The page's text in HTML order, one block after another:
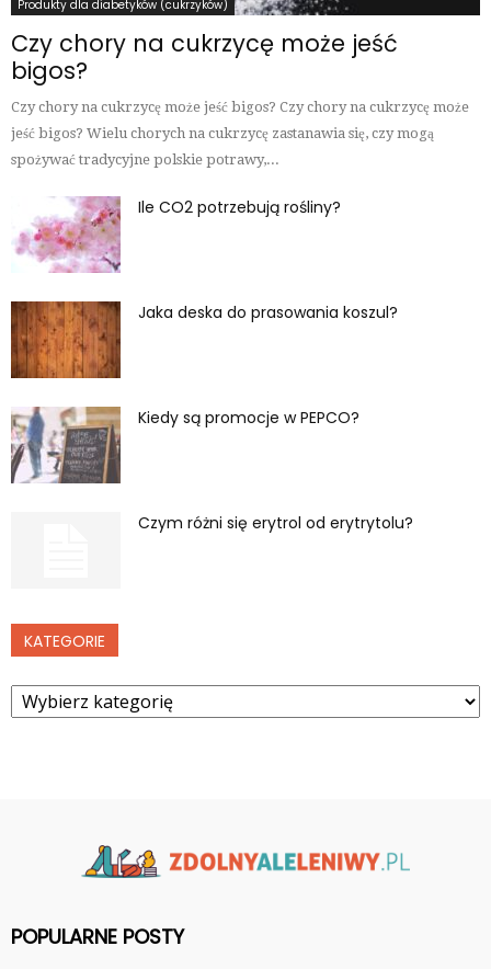
Produkty dla diabetyków (cukrzyków)
Czy chory na cukrzycę może jeść
bigos?
Czy chory na cukrzycę może jeść bigos? Czy chory na cukrzycę może
jeść bigos? Wielu chorych na cukrzycę zastanawia się, czy mogą
spożywać tradycyjne polskie potrawy,...
Ile CO2 potrzebują rośliny?
Jaka deska do prasowania koszul?
Kiedy są promocje w PEPCO?
Czym różni się erytrol od erytrytolu?
KATEGORIE
Kategorie
POPULARNE POSTY